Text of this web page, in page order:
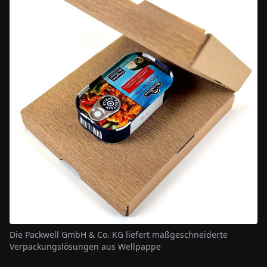
Die Packwell GmbH & Co. KG liefert maßgeschneiderte
Verpackungslösungen aus Wellpappe